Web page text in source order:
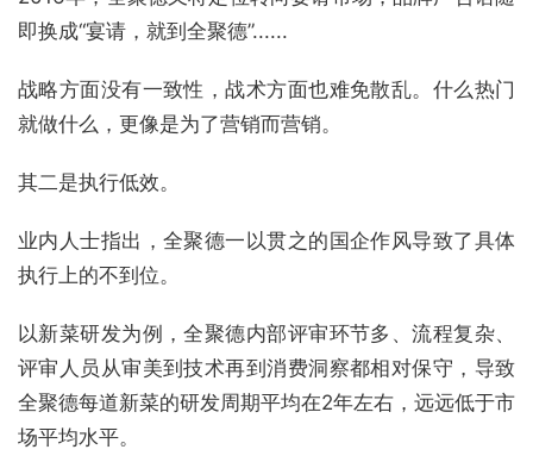
即换成“宴请，就到全聚德”......
战略方面没有一致性，战术方面也难免散乱。什么热门
就做什么，更像是为了营销而营销。
其二是执行低效。
业内人士指出，全聚德一以贯之的国企作风导致了具体
执行上的不到位。
以新菜研发为例，全聚德内部评审环节多、流程复杂、
评审人员从审美到技术再到消费洞察都相对保守，导致
全聚德每道新菜的研发周期平均在2年左右，远远低于市
场平均水平。